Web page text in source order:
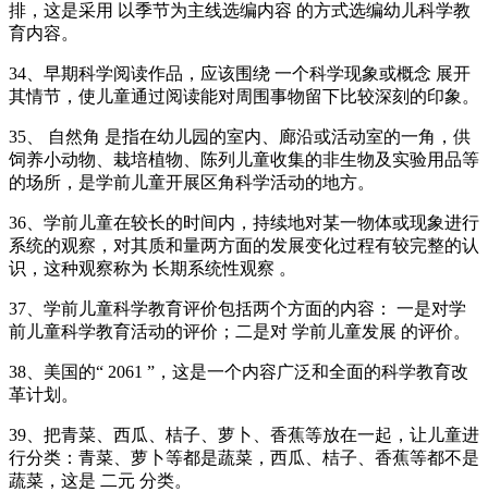
排，这是采用 以季节为主线选编内容 的方式选编幼儿科学教
育内容。
34、早期科学阅读作品，应该围绕 一个科学现象或概念 展开
其情节，使儿童通过阅读能对周围事物留下比较深刻的印象。
35、 自然角 是指在幼儿园的室内、廊沿或活动室的一角，供
饲养小动物、栽培植物、陈列儿童收集的非生物及实验用品等
的场所，是学前儿童开展区角科学活动的地方。
36、学前儿童在较长的时间内，持续地对某一物体或现象进行
系统的观察，对其质和量两方面的发展变化过程有较完整的认
识，这种观察称为 长期系统性观察 。
37、学前儿童科学教育评价包括两个方面的内容： 一是对学
前儿童科学教育活动的评价；二是对 学前儿童发展 的评价。
38、美国的“ 2061 ”，这是一个内容广泛和全面的科学教育改
革计划。
39、把青菜、西瓜、桔子、萝卜、香蕉等放在一起，让儿童进
行分类：青菜、萝卜等都是蔬菜，西瓜、桔子、香蕉等都不是
蔬菜，这是 二元 分类。